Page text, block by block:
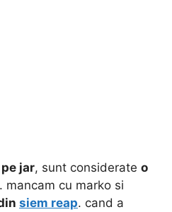
jar, sunt considerate o
mancam cu marko si
siem reap. cand a